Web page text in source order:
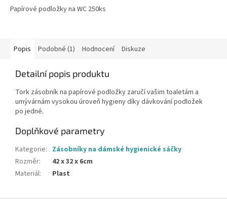
Papírové podložky na WC 250ks
Popis Podobné (1) Hodnocení Diskuze
Detailní popis produktu
Tork zásobník na papírové podložky zaručí vašim toaletám a
umývárnám vysokou úroveň hygieny díky dávkování podložek
po jedné.
Doplňkové parametry
Kategorie: Zásobníky na dámské hygienické sáčky
Rozměr:
42 x 32 x 6cm
Materiál: Plast